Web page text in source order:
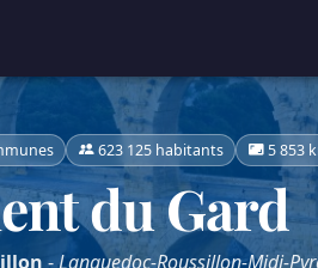
623 125 habitants 5 853
du Gard
-Languedoc-Roussillon-Midi-